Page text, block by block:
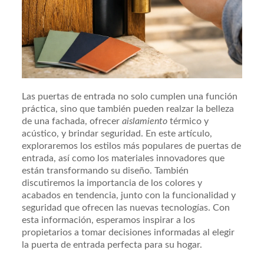
Las puertas de entrada no solo cumplen una función
práctica, sino que también pueden realzar la belleza
de una fachada, ofreceraislamiento térmico y
acústico, y brindar seguridad. En este artículo,
exploraremos los estilos más populares de puertas de
entrada, así como los materiales innovadores que
están transformando su diseño. También
discutiremos la importancia de los colores y
acabados en tendencia, junto con la funcionalidad y
seguridad que ofrecen las nuevas tecnologías. Con
esta información, esperamos inspirar a los
propietarios a tomar decisiones informadas al elegir
la puerta de entrada perfecta para su hogar.